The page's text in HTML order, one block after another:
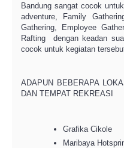
Bandung sangat cocok
adventure, Family
Gathering, Employee
Rafting dengan keadan
cocok untuk kegiatan
ADAPUN BEBERAPA
DAN TEMPAT REKREASI
Grafika Cikole
Maribaya